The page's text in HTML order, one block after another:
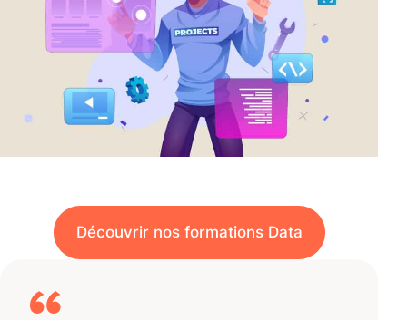
Découvrir nos formations Data